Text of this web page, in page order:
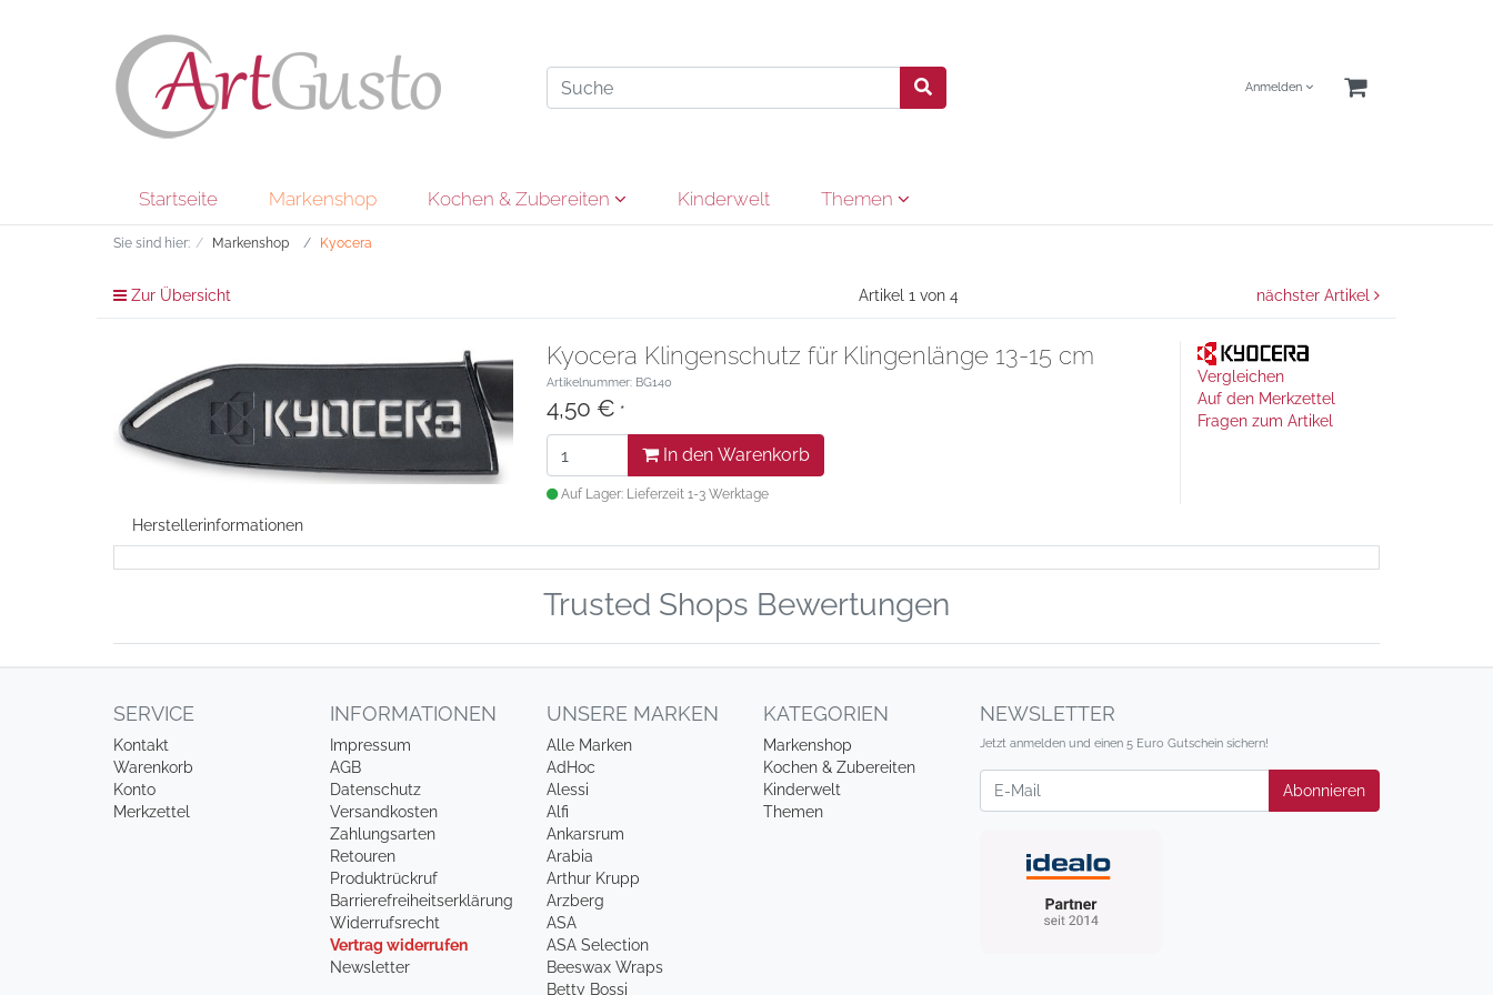
Anmelden
Startseite Markenshop Kochen & Zubereiten Kinderwelt Themen
Sie sind hier: Markenshop Kyocera
Zur Übersicht Artikel 1 von 4 nächster Artikel
Kyocera Klingenschutz für Klingenlänge 13-15 cm
Artikelnummer: BG140
4,50 € *
In den Warenkorb
Auf Lager: Lieferzeit 1-3 Werktage
Vergleichen
Auf den Merkzettel
Fragen zum Artikel
Herstellerinformationen
Trusted Shops Bewertungen
SERVICE
Kontakt
Warenkorb
Konto
Merkzettel
INFORMATIONEN
Impressum
AGB
Datenschutz
Versandkosten
Zahlungsarten
Retouren
Produktrückruf
Barrierefreiheitserklärung
Widerrufsrecht
Vertrag widerrufen
Newsletter
UNSERE MARKEN
Alle Marken
AdHoc
Alessi
Alfi
Ankarsrum
Arabia
Arthur Krupp
Arzberg
ASA
ASA Selection
Beeswax Wraps
Betty Bossi
KATEGORIEN
Markenshop
Kochen & Zubereiten
Kinderwelt
Themen
NEWSLETTER
Jetzt anmelden und einen 5 Euro Gutschein sichern!
Newsletter
Abonnieren